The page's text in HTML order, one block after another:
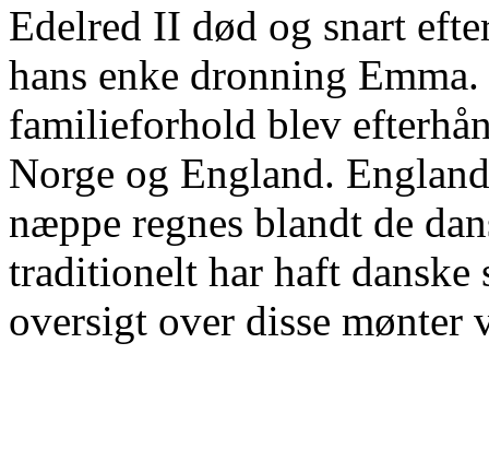
Edelred II død og snart
hans enke dronning
familieforhold blev
Norge og England.
næppe regnes blandt de
traditionelt har haft danske
oversigt over disse mønter